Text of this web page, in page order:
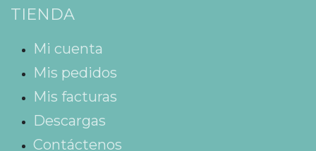
TIENDA
Mi cuenta
Mis pedidos
Mis facturas
Descargas
Contáctenos